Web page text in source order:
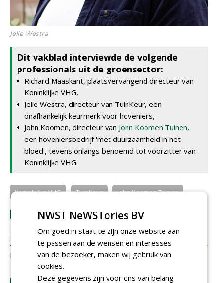
Jelle Westra
Dit vakblad interviewde de volgende
professionals uit de groensector:
Richard Maaskant, plaatsvervangend directeur van
Koninklijke VHG,
Jelle Westra, directeur van TuinKeur, een
onafhankelijk keurmerk voor hoveniers,
John Koomen, directeur van John Koomen Tuinen,
een hoveniersbedrijf 'met duurzaamheid in het
bloed', tevens onlangs benoemd tot voorzitter van
Koninklijke VHG.
Koninklijke VHG TuinKeur John Koomen Tuinen
LOGIN met je e-mailadres om te reageren.
REACTIES
Er zijn nog geen reacties.
download artikel
NWST NeWSTories BV
Om goed in staat te zijn onze website aan
te passen aan de wensen en interesses
van de bezoeker, maken wij gebruik van
cookies.
Deze gegevens zijn voor ons van belang